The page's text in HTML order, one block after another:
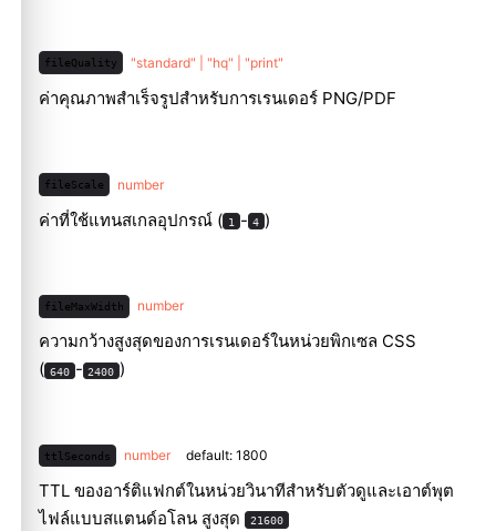
fileQuality "standard" | "hq" | "print"
ค่าคุณภาพสำเร็จรูปสำหรับการเรนเดอร์ PNG/PDF
fileScale number
ค่าที่ใช้แทนสเกลอุปกรณ์ ( 1 - 4 )
fileMaxWidth number
ความกว้างสูงสุดของการเรนเดอร์ในหน่วยพิกเซล CSS
( 640 - 2400 )
ttlSeconds number default: 1800
TTL ของอาร์ติแฟกต์ในหน่วยวินาทีสำหรับตัวดูและเอาต์พุต
ไฟล์แบบสแตนด์อโลน สูงสุด
21600